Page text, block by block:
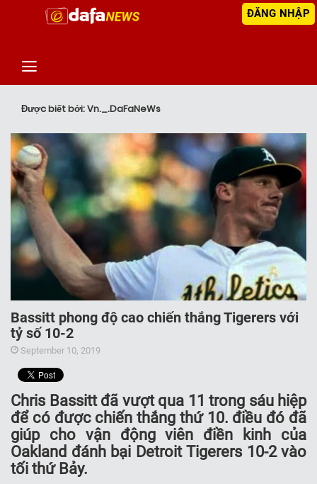
ĐĂNG NHẬP
Được biết bởi: Vn._.DaFaNeWs
Bassitt phong độ cao chiến thắng Tigerers với
tỷ số 10-2
September 10, 2019
Chris Bassitt đã vượt qua 11 trong sáu hiệp
để có được chiến thắng thứ 10. điều đó đã
giúp cho vận động viên điền kinh của
Oakland đánh bại Detroit Tigerers 10-2 vào
tối thứ Bảy.